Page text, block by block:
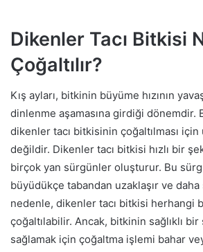
Dikenler Tacı Bitkisi
Çoğaltılır?
Kış ayları, bitkinin büyüme hızının
dinlenme aşamasına girdiği dönemdir.
dikenler tacı bitkisinin çoğaltılması
değildir. Dikenler tacı bitkisi hızlı bir
birçok yan sürgünler oluşturur. Bu
büyüdükçe tabandan uzaklaşır ve daha
nedenle, dikenler tacı bitkisi herhangi
çoğaltılabilir. Ancak, bitkinin sağlıklı
sağlamak için çoğaltma işlemi bahar